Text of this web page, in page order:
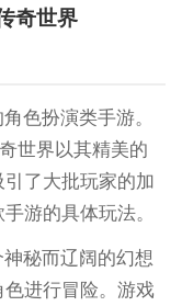
奇世界
色扮演类手游。
世界以其精美的
了大批玩家的加
游的具体玩法。
秘而辽阔的幻想
进行冒险。游戏